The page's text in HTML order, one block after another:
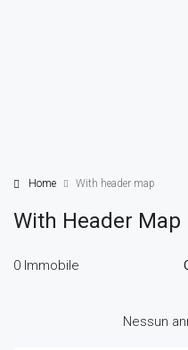
Home With header map
With Header Map
0 Immobile
Nessun